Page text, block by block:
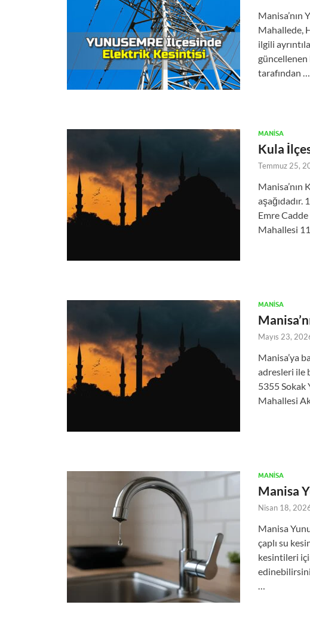
Manisa’nın
Mahallede,
ilgili
güncellenen
tarafından …
MANISA
Kula
Temmuz 25,
aşağıdadır.
Emre
Mahallesi
MANISA
Mayıs 23,
Manisa’ya
adresleri ile
5355 Sokak
Mahallesi
MANISA
Manisa
Nisan 18,
Manisa
çaplı su
kesintileri
…